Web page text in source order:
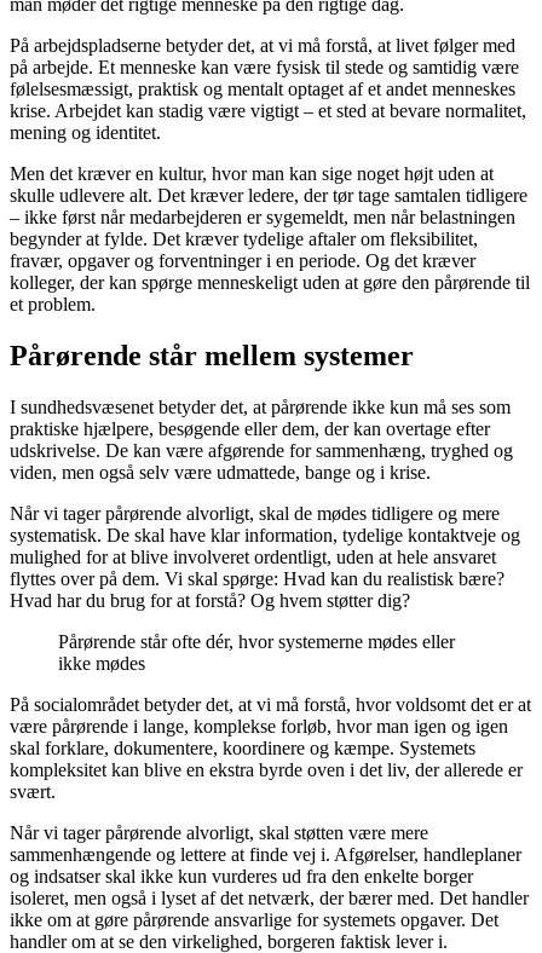
På arbejdspladserne betyder det, at vi må forstå, at livet følger med
på arbejde. Et menneske kan være fysisk til stede og samtidig være
følelsesmæssigt, praktisk og mentalt optaget af et andet menneskes
krise. Arbejdet kan stadig være vigtigt – et sted at bevare normalitet,
mening og identitet.
Men det kræver en kultur, hvor man kan sige noget højt uden at
skulle udlevere alt. Det kræver ledere, der tør tage samtalen tidligere
– ikke først når medarbejderen er sygemeldt, men når belastningen
begynder at fylde. Det kræver tydelige aftaler om fleksibilitet,
fravær, opgaver og forventninger i en periode. Og det kræver
kolleger, der kan spørge menneskeligt uden at gøre den pårørende til
et problem.
Pårørende står mellem systemer
I sundhedsvæsenet betyder det, at pårørende ikke kun må ses som
praktiske hjælpere, besøgende eller dem, der kan overtage efter
udskrivelse. De kan være afgørende for sammenhæng, tryghed og
viden, men også selv være udmattede, bange og i krise.
Når vi tager pårørende alvorligt, skal de mødes tidligere og mere
systematisk. De skal have klar information, tydelige kontaktveje og
mulighed for at blive involveret ordentligt, uden at hele ansvaret
flyttes over på dem. Vi skal spørge: Hvad kan du realistisk bære?
Hvad har du brug for at forstå? Og hvem støtter dig?
Pårørende står ofte dér, hvor systemerne mødes eller
ikke mødes
På socialområdet betyder det, at vi må forstå, hvor voldsomt det er at
være pårørende i lange, komplekse forløb, hvor man igen og igen
skal forklare, dokumentere, koordinere og kæmpe. Systemets
kompleksitet kan blive en ekstra byrde oven i det liv, der allerede er
svært.
Når vi tager pårørende alvorligt, skal støtten være mere
sammenhængende og lettere at finde vej i. Afgørelser, handleplaner
og indsatser skal ikke kun vurderes ud fra den enkelte borger
isoleret, men også i lyset af det netværk, der bærer med. Det handler
ikke om at gøre pårørende ansvarlige for systemets opgaver. Det
handler om at se den virkelighed, borgeren faktisk lever i.